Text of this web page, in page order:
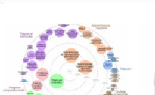
Expertises du GdR -
cartographie par Axes -
19/09/2025